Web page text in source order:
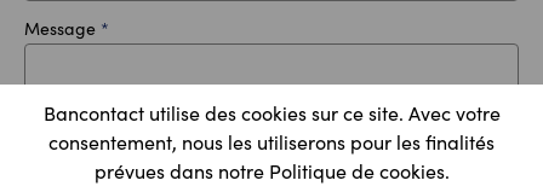
Bancontact utilise des cookies sur ce site. Avec votre
consentement, nous les utiliserons pour les finalités
prévues dans notre Politique de cookies.
Message *